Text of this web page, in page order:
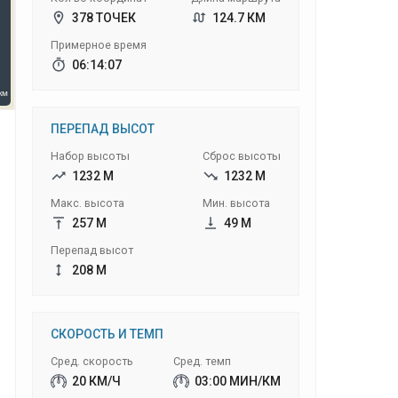
378 ТОЧЕК
Примерное время
06:14:07
124.7 КМ
ПЕРЕПАД ВЫСОТ
Набор высоты
1232 М
Макс. высота
257 М
Перепад высот
208 М
Сброс высоты
1232 М
Мин. высота
49 М
СКОРОСТЬ И ТЕМП
Сред. скорость
20 КМ/Ч
Сред. темп
03:00 МИН/КМ